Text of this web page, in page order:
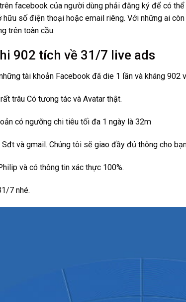
facebook của người dùng phải đăng ký để có
số điện thoại hoặc email riêng. Với những ai
trên toàn cầu.
902 tích về 31/7 live ads
tài khoản Facebook đã die 1 lần và kháng 902
trâu Có tương tác và Avatar thật.
có ngưỡng chi tiêu tối đa 1 ngày là 32m
và gmail. Chúng tôi sẽ giao đầy đủ thông cho
và có thông tin xác thực 100%.
7 nhé.